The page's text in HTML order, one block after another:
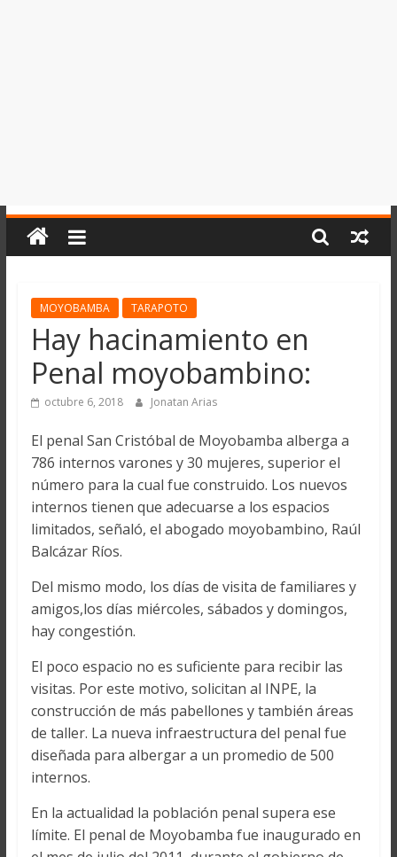
MOYOBAMBA TARAPOTO
Hay hacinamiento en
Penal moyobambino:
octubre 6, 2018 Jonatan Arias
El penal San Cristóbal de Moyobamba alberga a
786 internos varones y 30 mujeres, superior el
número para la cual fue construido. Los nuevos
internos tienen que adecuarse a los espacios
limitados, señaló, el abogado moyobambino, Raúl
Balcázar Ríos.
Del mismo modo, los días de visita de familiares y
amigos,los días miércoles, sábados y domingos,
hay congestión.
El poco espacio no es suficiente para recibir las
visitas. Por este motivo, solicitan al INPE, la
construcción de más pabellones y también áreas
de taller. La nueva infraestructura del penal fue
diseñada para albergar a un promedio de 500
internos.
En la actualidad la población penal supera ese
límite. El penal de Moyobamba fue inaugurado en